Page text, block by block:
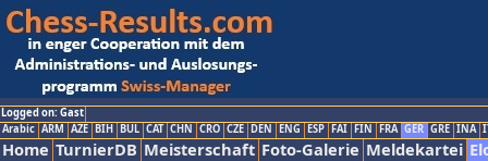
Logged on: Gast
Arabic ARM AZE BIH BUL CAT CHN CRO CZE DEN ENG ESP FAI FIN FRA GER GRE INA
Home TurnierDB Meisterschaft Foto-Galerie Meldekartei